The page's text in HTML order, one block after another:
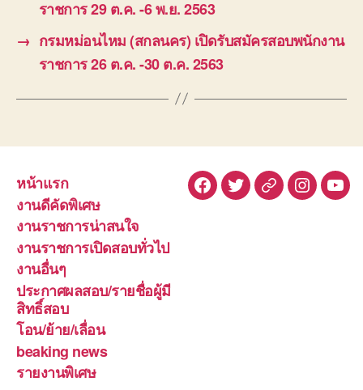
ราชการ 29 ต.ค. -6 พ.ย. 2563
→ กรมหม่อนไหม (สกลนคร) เปิดรับสมัครสอบพนักงาน
ราชการ 26 ต.ค. -30 ต.ค. 2563
หน้าแรก
งานดีคัดพิเศษ
งานราชการน่าสนใจ
งานราชการเปิดสอบทั่วไป
งานอื่นๆ
ประกาศผลสอบ/รายชื่อผู้มี
สิทธิ์สอบ
โอน/ย้าย/เลื่อน
beaking news
รายงานพิเศษ
Facebook
TwitterLine